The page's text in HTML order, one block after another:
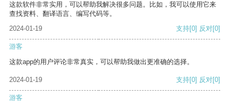
这款软件非常实用，可以帮助我解决很多问题。比如，我可以使用它来
查找资料、翻译语言、编写代码等。
2024-01-19
支持[0] 反对[0]
游客
这款app的用户评论非常真实，可以帮助我做出更准确的选择。
2024-01-19 支持[0] 反对[0]
游客